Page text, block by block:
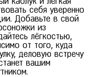
себя уверенно
Добавьте в свой
из
лёгкостью,
от того, куда
деловую встречу
вашим